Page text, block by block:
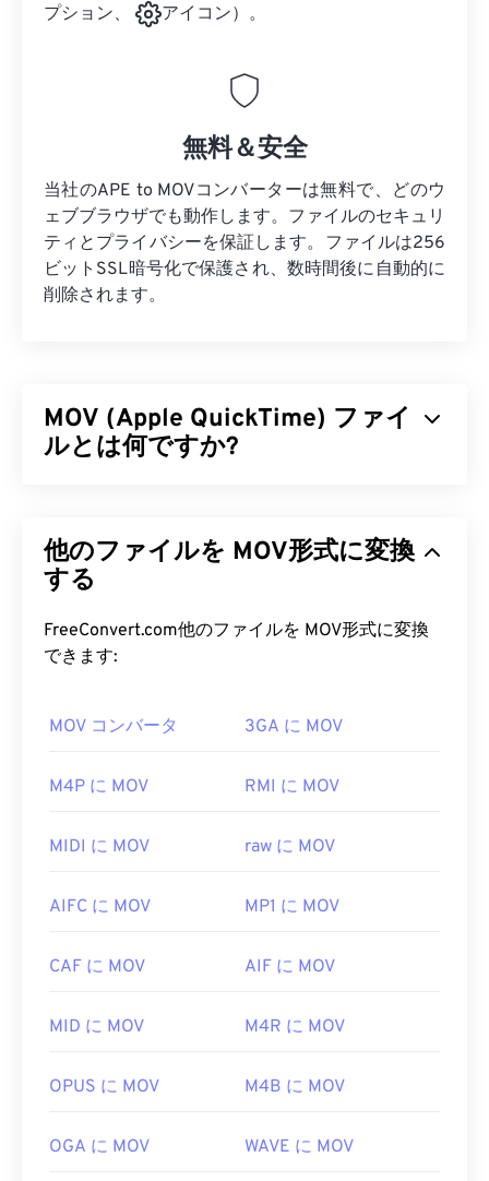
プション、
アイコン）。
無料＆安全
当社のAPE to MOVコンバーターは無料で、どのウ
ェブブラウザでも動作します。ファイルのセキュリ
ティとプライバシーを保証します。ファイルは256
ビットSSL暗号化で保護され、数時間後に自動的に
削除されます。
MOV (Apple QuickTime) ファイ
ルとは何ですか?
アファイルを保存できるコンテナです。マルチメデ
ィアファイルをユーザーのデバイスに保存するのに
は、ムービーデータを「アトム」と「トラック」
という単位で保存することで、ファイルの高度な編
MOV ファイルを開くにはどうすれ
ます。MOVファイルがバージョン2.0以前の場合は
Windows Media Player
で開くことができますが、そ
けません。QuickTimeでMOVファイルを開けない場
作するVLCメディアプレーヤーをご利用ください。
ます。AutoCAD AutoFlixとROSE Onlineです。こ
れ、もう一方はオンラインゲームに関連するもので
く、QuickTimeでは開けません。
他のファイルを MOV形式に変換
する
FreeConvert.com他のファイルを MOV形式に変換
できます:
MOV コンバータ 3GA に MOV
M4P に MOV RMI に MOV
MIDI に MOV raw に MOV
AIFC に MOV MP1 に MOV
CAF に MOV AIF に MOV
MID に MOV M4R に MOV
OPUS に MOV M4B に MOV
OGA に MOV WAVE に MOV